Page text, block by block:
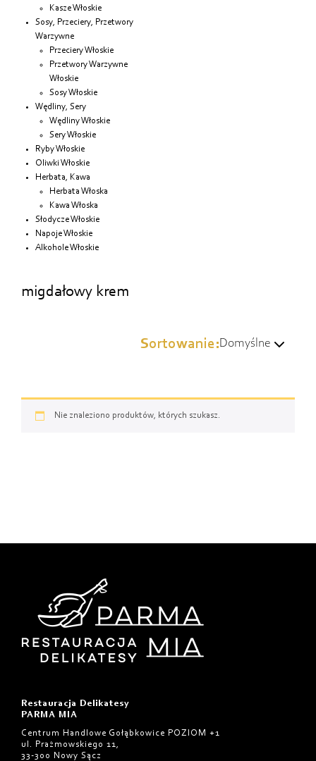
Kasze Włoskie
Sosy, Przeciery, Przetwory
Warzywne
Przeciery Włoskie
Przetwory Warzywne
Włoskie
Sosy Włoskie
Wędliny, Sery
Wędliny Włoskie
Sery Włoskie
Ryby Włoskie
Oliwki Włoskie
Herbata, Kawa
Herbata Włoska
Kawa Włoska
Słodycze Włoskie
Napoje Włoskie
Alkohole Włoskie
migdałowy krem
Sortowanie:Domyślne
Od najtańszych
Nie znaleziono produktów, których szukasz.
Restauracja Delikatesy
PARMA MIA
Centrum Handlowe Gołąbkowice POZIOM +1
ul. Prażmowskiego 11,
33-300 Nowy Sącz